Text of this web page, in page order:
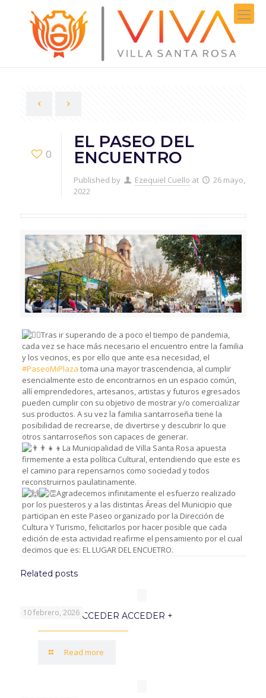
0
EL PASEO DEL
ENCUENTRO
Published by Ezequiel Cuello at
26 mayo,
2022
Tras ir superando de a poco el tiempo de pandemia,
cada vez se hace más necesario el encuentro entre la familia
y los vecinos, es por ello que ante esa necesidad, el
#PaseoMiPlaza toma una mayor trascendencia, al cumplir
esencialmente esto de encontrarnos en un espacio común,
allí emprendedores, artesanos, artistas y futuros egresados
pueden cumplir con su objetivo de mostrar y/o comercializar
sus productos. A su vez la familia santarroseña tiene la
posibilidad de recrearse, de divertirse y descubrir lo que
otros santarroseños son capaces de generar.
La Municipalidad de Villa Santa Rosa apuesta
firmemente a esta política Cultural, entendiendo que este es
el camino para repensarnos como sociedad y todos
reconstruirnos paulatinamente.
Agradecemos infinitamente el esfuerzo realizado
por los puesteros y a las distintas Áreas del Municipio que
participan en este Paseo organizado por la Dirección de
Cultura Y Turismo, felicitarlos por hacer posible que cada
edición de esta actividad reafirme el pensamiento por el cual
decimos que es: EL LUGAR DEL ENCUETRO.
Related posts
10 febrero, 2026
PROGRAMA ACCEDER ACCEDER +
Read more